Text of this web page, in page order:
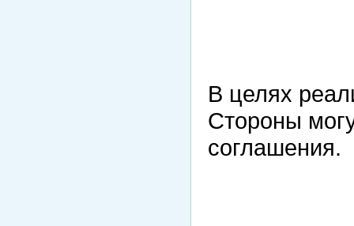
В целях
Стороны
соглашения.